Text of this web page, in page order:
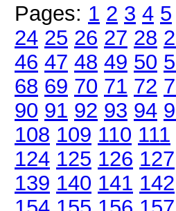
Pages: 1 2 3 4 5
24 25 26 27 28
46 47 48 49 50
68 69 70 71 72
90 91 92 93 94
108 109 110 111
124 125 126 127
139 140 141 142